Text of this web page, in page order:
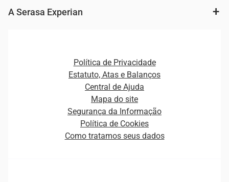
Cobrança e Recuperação de Dívidas
Plataformas e Motores de decisão
Fintechs
Curso Gratuito de Saúde Financeira
Empreendedorismo
Estudos e Pesquisas
A Serasa Experian
Distribuidores e representantes
Estrutura Organizacional
Sala de Imprensa
Política de Privacidade
Estatuto, Atas e Balanços
Central de Ajuda
Mapa do site
Segurança da Informação
Política de Cookies
Como tratamos seus dados